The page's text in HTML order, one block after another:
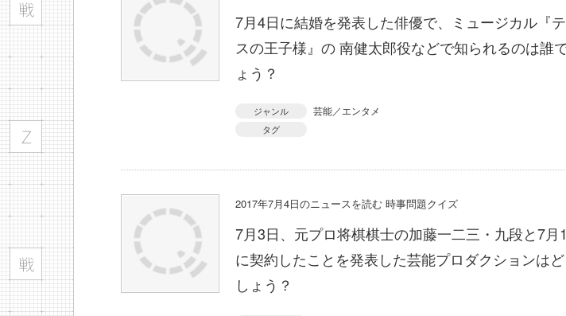
7月4日に結婚を発表した俳優で、ミュージカル『
スの王子様』の 南健太郎役などで知られるのは誰
ょう？
ジャンル 芸能／エンタメ
タグ
2017年7月4日のニュースを読む 時事問題クイズ
7月3日、元プロ将棋棋士の加藤一二三・九段と7月
に契約したことを発表した芸能プロダクションは
しょう？